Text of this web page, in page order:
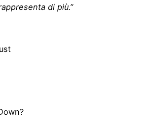
di più.”